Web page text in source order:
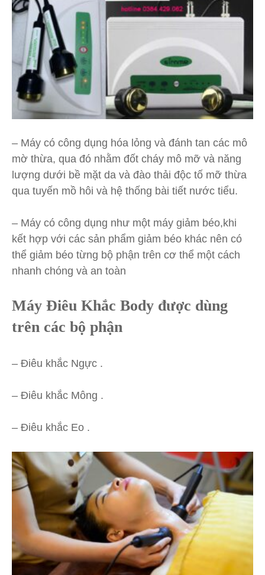
– Máy có công dụng hóa lỏng và đánh tan các mô
mờ thừa, qua đó nhằm đốt cháy mô mỡ và năng
lượng dưới bề mặt da và đào thải độc tố mỡ thừa
qua tuyến mồ hôi và hệ thống bài tiết nước tiểu.
– Máy có công dụng như một máy giảm béo,khi
kết hợp với các sản phẩm giảm béo khác nên có
thể giảm béo từng bộ phận trên cơ thể một cách
nhanh chóng và an toàn
Máy Điêu Khắc Body được dùng
trên các bộ phận
– Điêu khắc Ngực .
– Điêu khắc Mông .
– Điêu khắc Eo .